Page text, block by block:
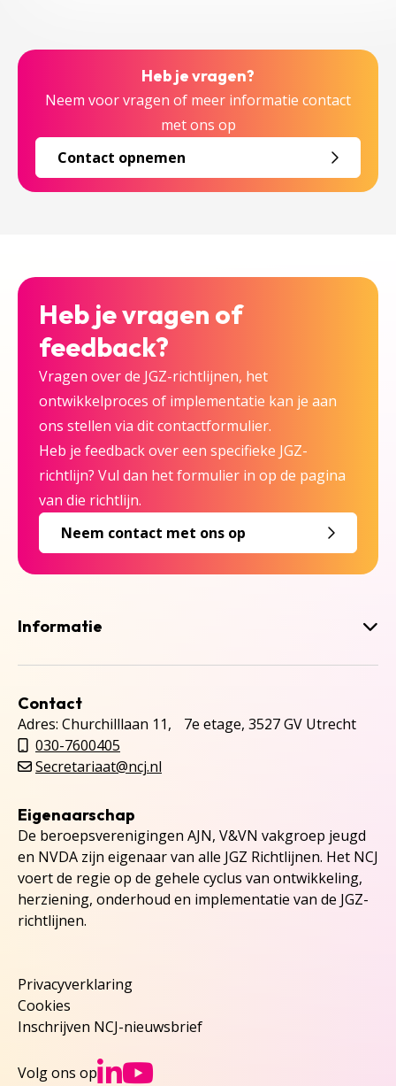
Heb je vragen?
Neem voor vragen of meer informatie contact
met ons op
Contact opnemen
Heb je vragen of
feedback?
Vragen over de JGZ-richtlijnen, het
ontwikkelproces of implementatie kan je aan
ons stellen via dit contactformulier.
Heb je feedback over een specifieke JGZ-
richtlijn? Vul dan het formulier in op de pagina
van die richtlijn.
Neem contact met ons op
Informatie
Contact
Adres: Churchilllaan 11, 7e etage, 3527 GV Utrecht
030-7600405
Secretariaat@ncj.nl
Eigenaarschap
De beroepsverenigingen AJN, V&VN vakgroep jeugd
en NVDA zijn eigenaar van alle JGZ Richtlijnen. Het NCJ
voert de regie op de gehele cyclus van ontwikkeling,
herziening, onderhoud en implementatie van de JGZ-
richtlijnen.
Privacyverklaring
Cookies
Inschrijven NCJ-nieuwsbrief
Volg ons op Ga naar NCJs